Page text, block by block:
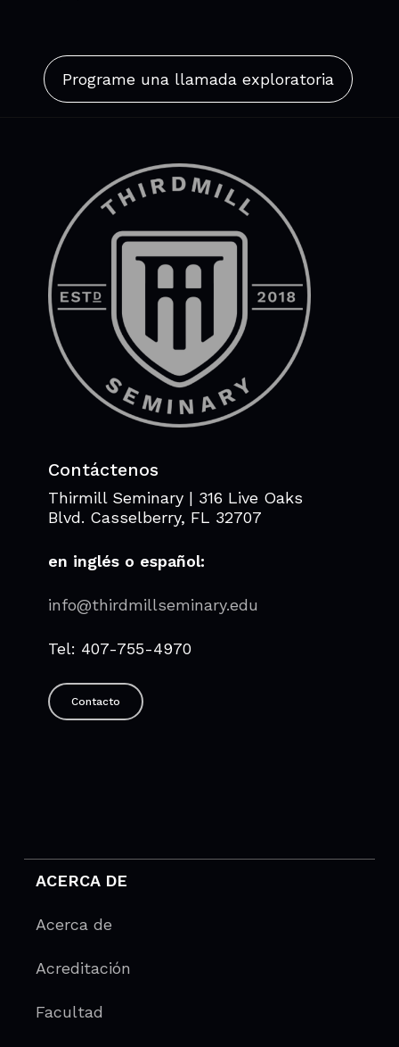
Programe una llamada exploratoria
Contáctenos
Thirmill Seminary | 316 Live Oaks
Blvd. Casselberry, FL 32707
en inglés o español:
info@thirdmillseminary.edu
Tel: 407-755-4970
Contacto
ACERCA DE
Acerca de
Acreditación
Facultad